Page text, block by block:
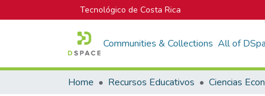
Tecnológico de Costa Rica
Communities & Collections All of
Home Recursos Educativos Ciencias